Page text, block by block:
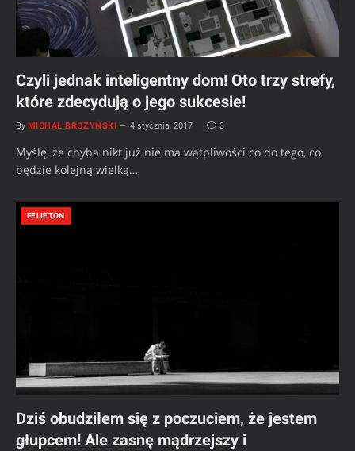
Czyli jednak inteligentny dom! Oto trzy strefy,
które zdecydują o jego sukcesie!
By MICHAŁ BROŻYŃSKI 4 stycznia, 2017 3
Myślę, że chyba nikt już nie ma wątpliwości co do tego, co
będzie kolejną wielką…
FELIETON
Dziś obudziłem się z poczuciem, że jestem
głupcem! Ale zasnę mądrzejszy i